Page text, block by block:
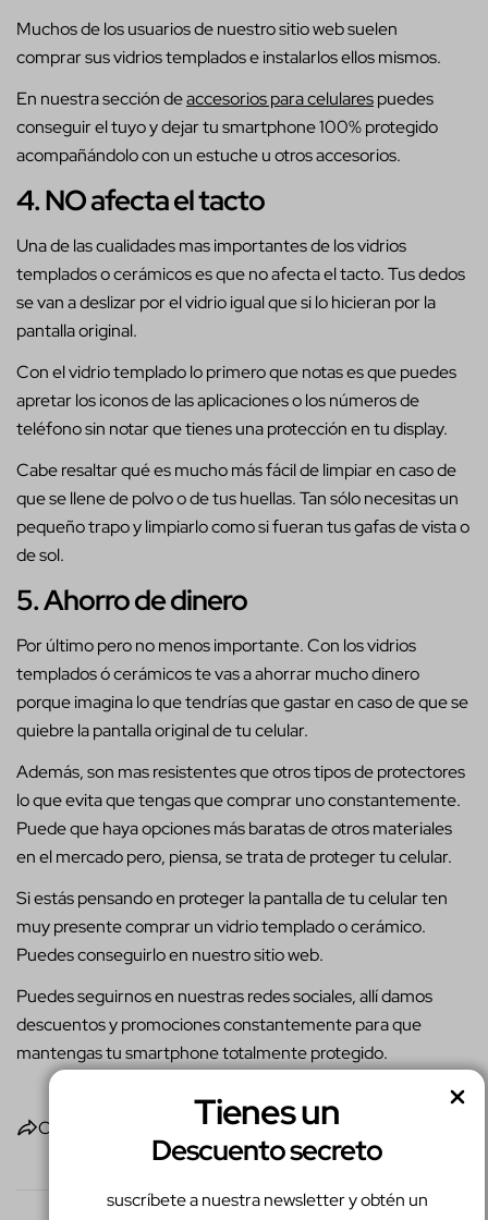
Tienes un
Descuento secreto
suscríbete a nuestra newsletter y obtén un
Muchos de los usuarios de nuestro sitio web suelen
comprar sus vidrios templados e instalarlos ellos mismos.
En nuestra sección deaccesorios para celularespuedes
conseguir el tuyo y dejar tu smartphone 100% protegido
acompañándolo con un estuche u otros accesorios.
4. NO afecta el tacto
Una de las cualidades mas importantes de los vidrios
templados o cerámicos es que no afecta el tacto. Tus dedos
se van a deslizar por el vidrio igual que si lo hicieran por la
pantalla original.
Con el vidrio templado lo primero que notas es que puedes
apretar los iconos de las aplicaciones o los números de
teléfono sin notar que tienes una protección en tu display.
Cabe resaltar qué es mucho más fácil de limpiar en caso de
que se llene de polvo o de tus huellas. Tan sólo necesitas un
pequeño trapo y limpiarlo como si fueran tus gafas de vista o
de sol.
5. Ahorro de dinero
Por último pero no menos importante. Con los vidrios
templados ó cerámicos te vas a ahorrar mucho dinero
porque imagina lo que tendrías que gastar en caso de que se
quiebre la pantalla original de tu celular.
Además, son mas resistentes que otros tipos de protectores
lo que evita que tengas que comprar uno constantemente.
Puede que haya opciones más baratas de otros materiales
en el mercado pero, piensa, se trata de proteger tu celular.
Si estás pensando en proteger la pantalla de tu celular ten
muy presente comprar un vidrio templado o cerámico.
Puedes conseguirlo en nuestro sitio web.
Puedes seguirnos en nuestras redes sociales, allí damos
descuentos y promociones constantemente para que
mantengas tu smartphone totalmente protegido.
Compartir